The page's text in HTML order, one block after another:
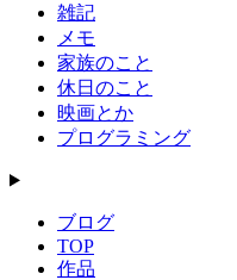
雑記
メモ
家族のこと
休日のこと
映画とか
プログラミング
ブログ
TOP
作品